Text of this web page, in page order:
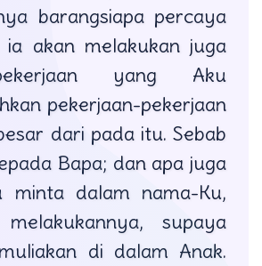
barangsiapa percaya
ia akan melakukan juga
pekerjaan yang Aku
pekerjaan-pekerjaan
dari pada itu. Sebab
Bapa; dan apa juga
minta dalam nama-Ku,
supaya
di dalam Anak.